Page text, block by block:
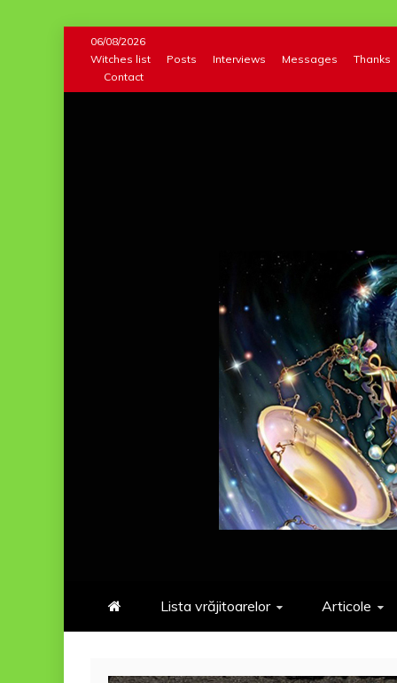
content
06/08/2026
Witches list
Posts Interviews Messages Thanks
Contact
Lista vrăjitoarelor Articole